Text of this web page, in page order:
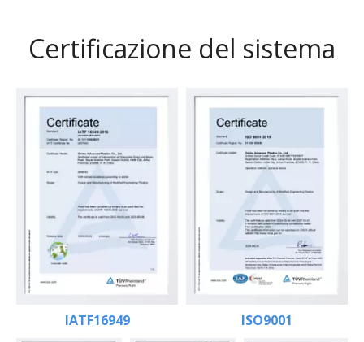
Certificazione del sistema
IATF16949 ISO9001